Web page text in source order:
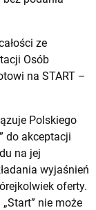
ze
Osób
na START –
Polskiego
do akceptacji
na jej
wyjaśnień
oferty.
nie może